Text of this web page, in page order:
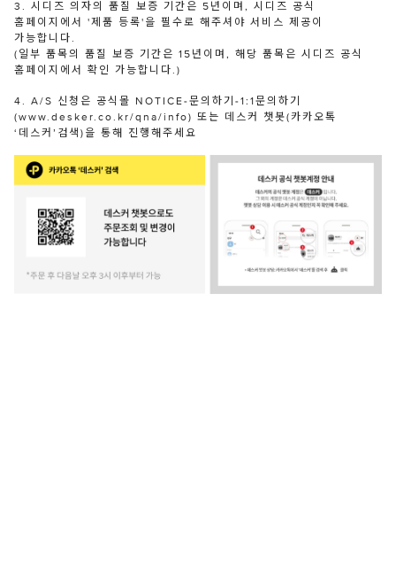
3. 시디즈 의자의 품질 보증 기간은 5년이며, 시디즈 공식
홈페이지에서 '제품 등록'을 필수로 해주셔야 서비스 제공이
가능합니다.
(일부 품목의 품질 보증 기간은 15년이며, 해당 품목은 시디즈 공식
홈페이지에서 확인 가능합니다.)
4. A/S 신청은 공식몰 NOTICE-문의하기-1:1문의하기
(www.desker.co.kr/qna/info) 또는 데스커 챗봇(카카오톡
‘데스커’검색)을 통해 진행해주세요